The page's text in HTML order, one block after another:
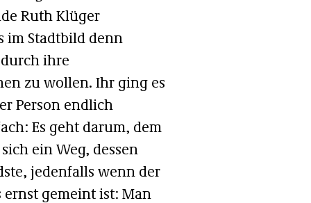
Ruth Klüger
im Stadtbild denn
ihre
zu wollen. Ihr ging es
Person endlich
Es geht darum, dem
ein Weg, dessen
jedenfalls wenn der
gemeint ist: Man